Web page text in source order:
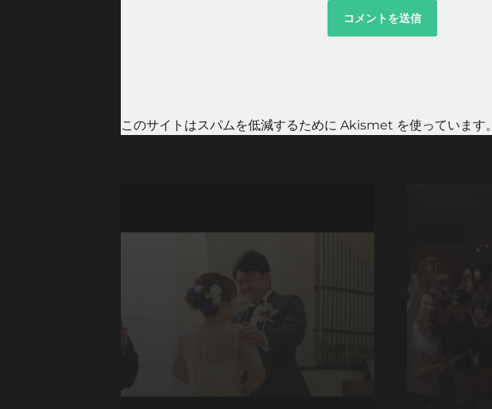
このサイトはスパムを低減するために Akismet を使っています。